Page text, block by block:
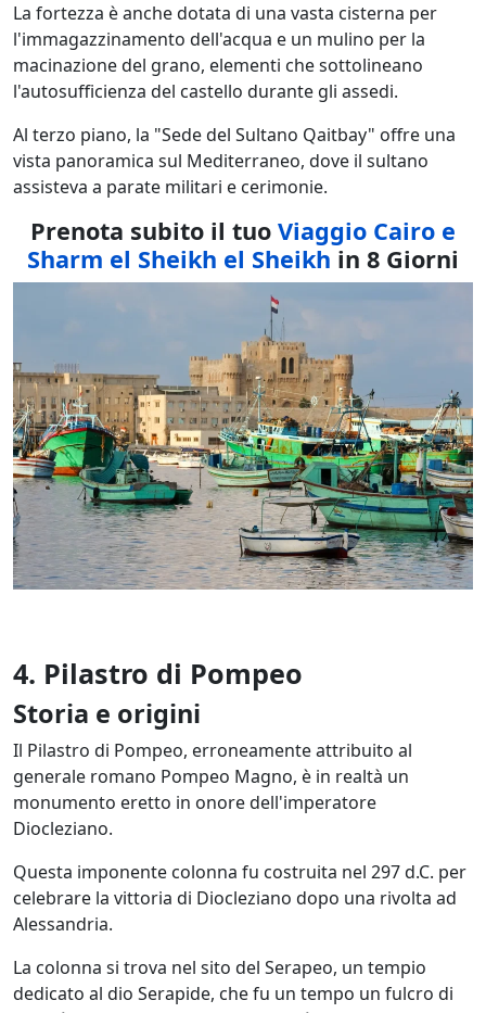
La fortezza è anche dotata di una vasta cisterna per
l'immagazzinamento dell'acqua e un mulino per la
macinazione del grano, elementi che sottolineano
l'autosufficienza del castello durante gli assedi.
Al terzo piano, la "Sede del Sultano Qaitbay" offre una
vista panoramica sul Mediterraneo, dove il sultano
assisteva a parate militari e cerimonie.
Prenota subito il tuo Viaggio Cairo e
Sharm el Sheikh el Sheikh in 8 Giorni
4. Pilastro di Pompeo
Storia e origini
Il Pilastro di Pompeo, erroneamente attribuito al
generale romano Pompeo Magno, è in realtà un
monumento eretto in onore dell'imperatore
Diocleziano.
Questa imponente colonna fu costruita nel 297 d.C. per
celebrare la vittoria di Diocleziano dopo una rivolta ad
Alessandria.
La colonna si trova nel sito del Serapeo, un tempio
dedicato al dio Serapide, che fu un tempo un fulcro di